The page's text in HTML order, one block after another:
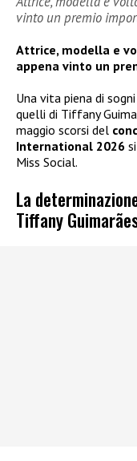
vinto un premio
Attrice, modella e
appena vinto un
Una vita piena di
quelli di Tiffany
maggio scorsi del
International 2026
Miss Social.
La
Tiffany